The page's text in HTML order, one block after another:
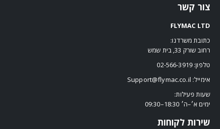
צור קשר
FLYMAC LTD
כתובת משרדנו:
רחוב שורק 33, בית שמש
טלפון: 02-566-3919
אימייל: Support@flymac.co.il
שעות פעילות:
ימים א׳–ה׳ 18:30–09:30
שירות לקוחות